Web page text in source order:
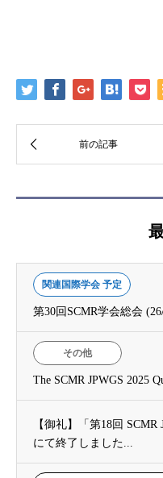
関連国際学会 予定
第30回SCMR学会総会
その他
The SCMR JPWGS 2025
【御礼】「第18回
にて終了しました...